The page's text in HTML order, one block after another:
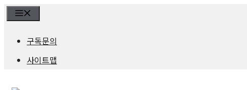
구독문의
사이트맵